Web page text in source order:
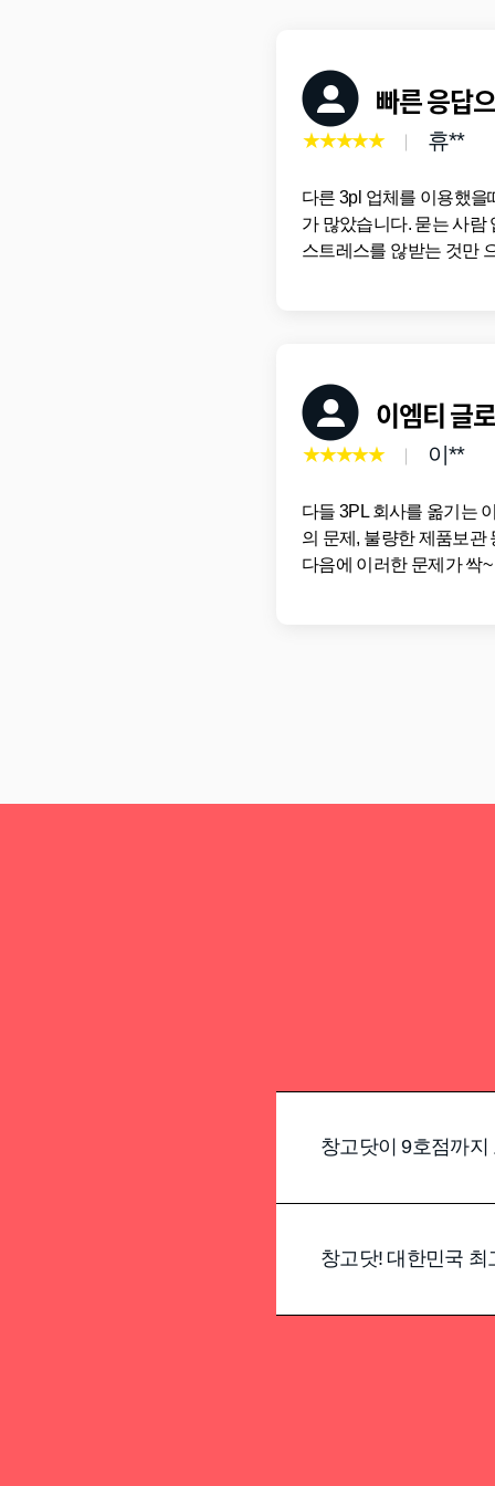
빠른 응답
★★★★★ 휴**
다른 3pl 업체를 이용했
가 많았습니다. 묻는 사람
스트레스를 않받는 것만
이엠티 글
★★★★★ 이**
다들 3PL 회사를 옮기는
의 문제, 불량한 제품보관
다음에 이러한 문제가 싹
창고닷이 9호점까
창고닷! 대한민국